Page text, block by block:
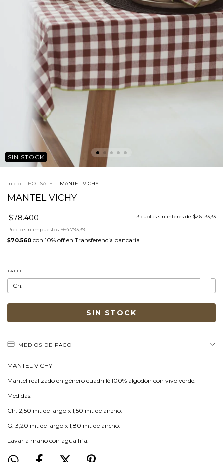
SIN STOCK
Inicio . HOT SALE . MANTEL VICHY
MANTEL VICHY
$78.400 3 cuotas sin interés de $26.133,33
Precio sin impuestos $64.793,39
$70.560 con Transferencia bancaria
TALLE
MEDIOS DE PAGO
MANTEL VICHY
Mantel realizado en género cuadrillé 100% algodón con vivo verde.
Medidas:
Ch. 2,50 mt de largo x 1,50 mt de ancho.
G. 3,20 mt de largo x 1,80 mt de ancho.
Lavar a mano con agua fría.